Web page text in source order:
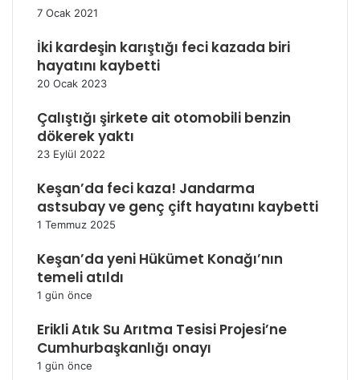
7 Ocak 2021
İki kardeşin karıştığı feci kazada biri
hayatını kaybetti
20 Ocak 2023
Çalıştığı şirkete ait otomobili benzin
dökerek yaktı
23 Eylül 2022
Keşan’da feci kaza! Jandarma
astsubay ve genç çift hayatını kaybetti
1 Temmuz 2025
Keşan’da yeni Hükümet Konağı’nın
temeli atıldı
1 gün önce
Erikli Atık Su Arıtma Tesisi Projesi’ne
Cumhurbaşkanlığı onayı
1 gün önce